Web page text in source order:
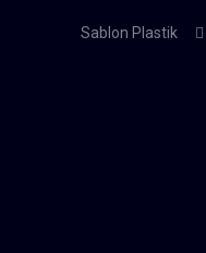
Sablon Plastik